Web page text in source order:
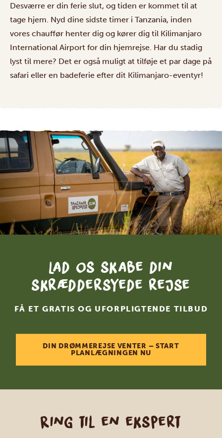
Desværre er din ferie slut, og tiden er kommet til at
tage hjem. Nyd dine sidste timer i Tanzania, inden
vores chauffør henter dig og kører dig til Kilimanjaro
International Airport for din hjemrejse. Har du stadig
lyst til mere? Det er også muligt at tilføje et par dage på
safari eller en badeferie efter dit Kilimanjaro-eventyr!
Lad os skabe din
skræddersyede rejse
FÅ ET GRATIS OG UFORPLIGTENDE TILBUD
DIN DRØMMEREJSE VENTER – START
PLANLÆGNINGEN NU
Ring til en ekspert